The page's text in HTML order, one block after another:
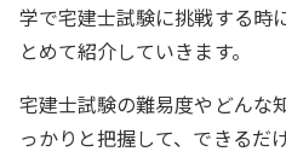
学で宅建士試験に挑戦する時
とめて紹介していきます。
宅建士試験の難易度やどんな
っかりと把握して、できるだ